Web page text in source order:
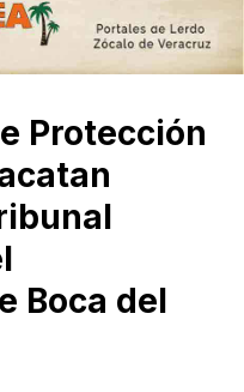
Protección
Boca del